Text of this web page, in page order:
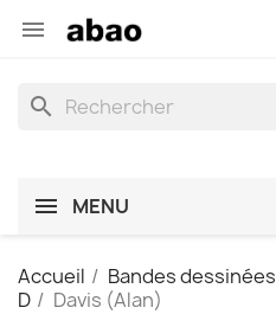

search
MENU
Accueil Bandes dessinées
D
Davis (Alan)